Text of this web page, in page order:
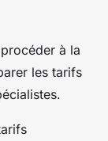
à la
les tarifs